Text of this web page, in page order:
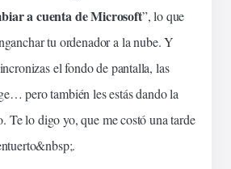
a cuenta de Microsoft”, lo que
tuordenadora lanube. Y
el fondo de pantalla, las
pero también les estás dando la
Te lo digo yo, que me costó una tarde
nbsp;.